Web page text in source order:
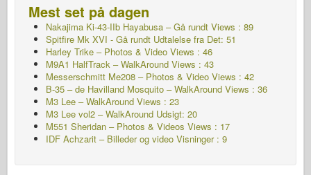
Mest set på dagen
Nakajima Ki-43-IIb Hayabusa – Gå rundt Views : 89
Spitfire Mk XVI - Gå rundt Udtalelse fra Det: 51
Harley Trike – Photos & Video Views : 46
M9A1 HalfTrack – WalkAround Views : 43
Messerschmitt Me208 – Photos & Video Views : 42
B-35 – de Havilland Mosquito – WalkAround Views : 36
M3 Lee – WalkAround Views : 23
M3 Lee vol2 – WalkAround Udsigt: 20
M551 Sheridan – Photos & Videos Views : 17
IDF Achzarit – Billeder og video Visninger : 9